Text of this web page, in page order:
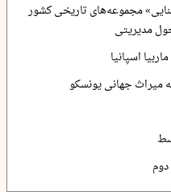
مجموعه‌های تاریخی کشور
مدیریتی
اسپانیا
میراث جهانی یونسکو